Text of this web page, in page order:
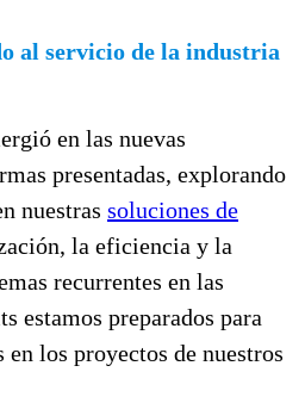
al servicio de la industria
en las nuevas
presentadas, explorando
nuestras soluciones de
la eficiencia y la
recurrentes en las
estamos preparados para
los proyectos de nuestros